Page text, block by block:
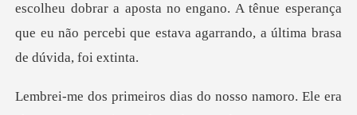
escolheu dobrar a aposta no engano.